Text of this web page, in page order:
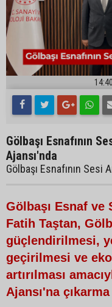
14:40
Gölbaşı Esnafının
Ajansı'nda
Gölbaşı Esnafının Sesi
Gölbaşı Esnaf ve
Fatih Taştan,
güçlendirilmesi,
geçirilmesi ve
artırılması
Ajansı'na çıkarma